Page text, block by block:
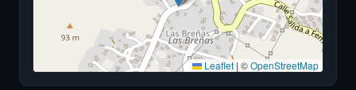
Leaflet|©OpenStreetMap